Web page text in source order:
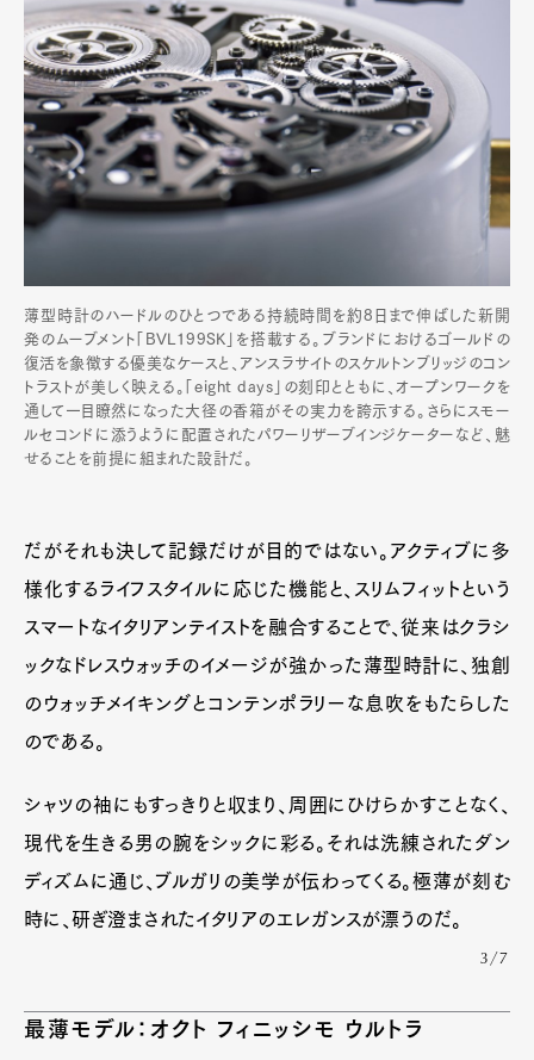
薄型時計のハードルのひとつである持続時間を約8日まで伸ばした新開
発のムーブメント「BVL199SK」を搭載する。ブランドにおけるゴールドの
復活を象徴する優美なケースと、アンスラサイトのスケルトンブリッジのコン
トラストが美しく映える。「eight days」の刻印とともに、オープンワークを
通して一目瞭然になった大径の香箱がその実力を誇示する。さらにスモー
ルセコンドに添うように配置されたパワーリザーブインジケーターなど、魅
せることを前提に組まれた設計だ。
だがそれも決して記録だけが目的ではない。アクティブに多
様化するライフスタイルに応じた機能と、スリムフィットという
スマートなイタリアンテイストを融合することで、従来はクラシ
ックなドレスウォッチのイメージが強かった薄型時計に、独創
のウォッチメイキングとコンテンポラリーな息吹をもたらした
のである。
シャツの袖にもすっきりと収まり、周囲にひけらかすことなく、
現代を生きる男の腕をシックに彩る。それは洗練されたダン
ディズムに通じ、ブルガリの美学が伝わってくる。極薄が刻む
時に、研ぎ澄まされたイタリアのエレガンスが漂うのだ。
3/7
最薄モデル：オクト フィニッシモ ウルトラ